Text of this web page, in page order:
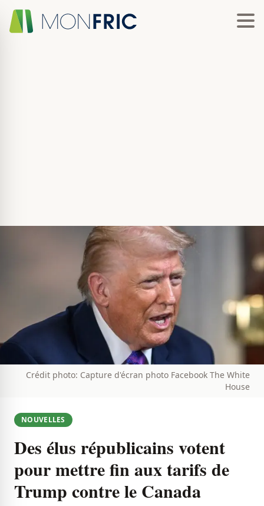
Crédit photo: Capture d'écran photo Facebook The White
House
NOUVELLES
Des élus républicains votent
pour mettre fin aux tarifs de
Trump contre le Canada